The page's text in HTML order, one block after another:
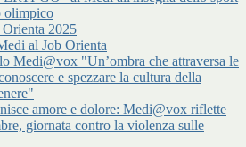
olimpico
2025
al Job Orienta
Medi@vox "Un’ombra che attraversa le
e spezzare la cultura della
amore e dolore: Medi@vox riflette
giornata contro la violenza sulle